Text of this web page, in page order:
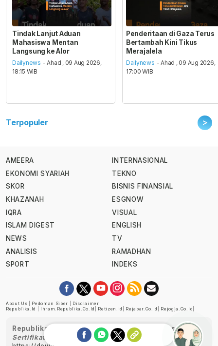
Tindak Lanjut Aduan
Mahasiswa Mentan
Langsung ke Alor
Dailynews - Ahad , 09 Aug 2026,
18:15 WIB
Penderitaan di Gaza Terus
Bertambah Kini Tikus
Merajalela
Dailynews - Ahad , 09 Aug 2026,
17:00 WIB
Terpopuler >
AMEERA
EKONOMI SYARIAH
SKOR
KHAZANAH
IQRA
ISLAM DIGEST
NEWS
ANALISIS
SPORT
INTERNASIONAL
TEKNO
BISNIS FINANSIAL
ESGNOW
VISUAL
ENGLISH
TV
RAMADHAN
INDEKS
About Us Pedoman Siber
Disclaimer
Republika.id
Ihram.republika.co.id Retizen.id Rejabar.co.id Rejogja.co.id
Republika telah diverifikasi oleh Dewan Pers
Sertifikat Nomor 1058/DP-Verifikasi/K/XII/2022